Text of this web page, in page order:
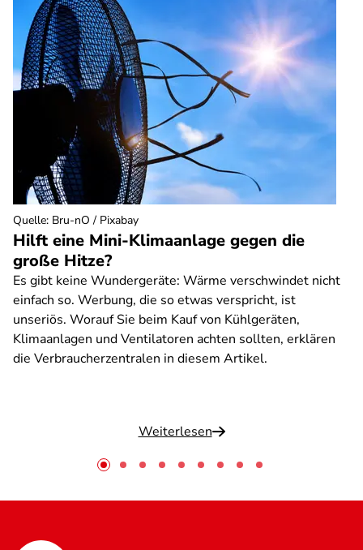
Hilft eine Mini-Klimaanlage gegen die
große Hitze?
Es gibt keine Wundergeräte: Wärme verschwindet nicht
einfach so. Werbung, die so etwas verspricht, ist
unseriös. Worauf Sie beim Kauf von Kühlgeräten,
Klimaanlagen und Ventilatoren achten sollten, erklären
die Verbraucherzentralen in diesem Artikel.
Weiterlesen
Quelle: Bru-nO / Pixabay